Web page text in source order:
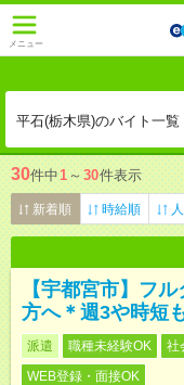
メニュー
平石(栃木県)のバイト一覧
30件中1 ～ 30件表示
新着順 時給順
【宇都宮市】フ
方へ＊週3や時短
派遣 職種未経験OK 社
WEB登録・面接OK